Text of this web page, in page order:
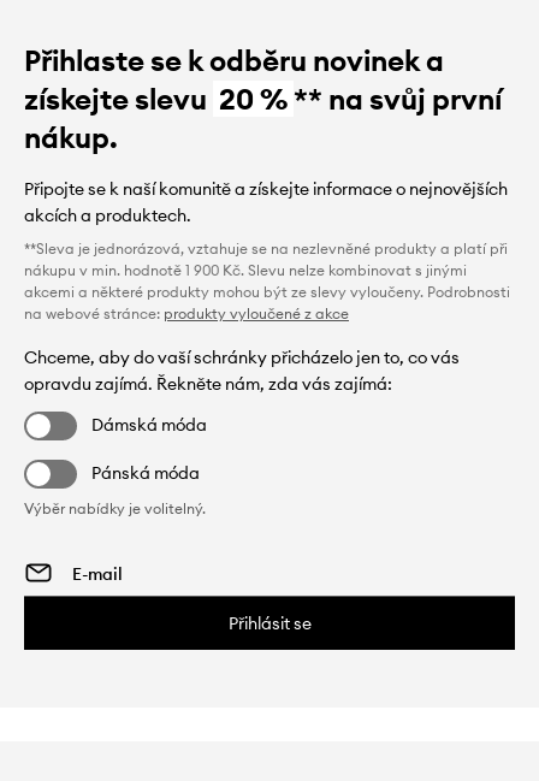
Přihlaste se k odběru novinek a
získejte slevu 20 %** na svůj první
nákup.
Připojte se k naší komunitě a získejte informace o nejnovějších
akcích a produktech.
**Sleva je jednorázová, vztahuje se na nezlevněné produkty a platí při
nákupu v min. hodnotě 1 900 Kč. Slevu nelze kombinovat s jinými
akcemi a některé produkty mohou být ze slevy vyloučeny. Podrobnosti
na webové stránce: produkty vyloučené z akce
Chceme, aby do vaší schránky přicházelo jen to, co vás
opravdu zajímá. Řekněte nám, zda vás zajímá:
Dámská móda
Pánská móda
Výběr nabídky je volitelný.
Přihlásit se